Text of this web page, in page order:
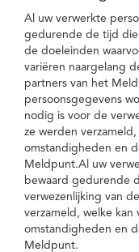
Al uw verwerkte
gedurende de tijd die
de doeleinden
variëren naargelang
partners van het
persoonsgegevens
nodig is voor de
ze werden
omstandigheden en
Meldpunt.Al uw
bewaard gedurende
verwezenlijking van
verzameld, welke kan
omstandigheden en
Meldpunt.